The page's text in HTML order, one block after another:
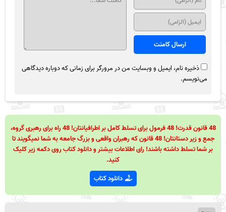
ذخیره نام، ایمیل و وبسایت من در مرورگر برای زمانی که دوباره دیدگاهی
می‌نویسم.
48 قانون قدرت! 48 فرمول برای تسلط کامل بر اطرافیانتان! 48 راه برای رهبری گروه،
جمع و زیر دستانتان! 48 قانون که رهبران واقعی و بزرگ جامعه به شما نمیگویند تا
بر شما تسلط داشته باشند! رای اطلاعات بیشتر و دانلود کتاب روی دکمه زیر کلیک
کنید.
دانلود کتاب